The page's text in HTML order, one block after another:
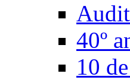
40º
10